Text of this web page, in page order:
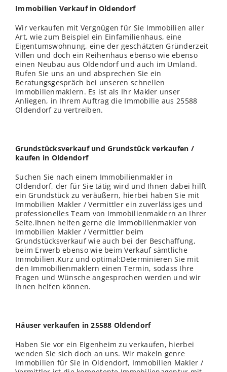
Immobilien Verkauf in Oldendorf
Wir verkaufen mit Vergnügen für Sie Immobilien aller
Art, wie zum Beispiel ein Einfamilienhaus, eine
Eigentumswohnung, eine der geschätzten Gründerzeit
Villen und doch ein Reihenhaus ebenso wie ebenso
einen Neubau aus Oldendorf und auch im Umland.
Rufen Sie uns an und absprechen Sie ein
Beratungsgespräch bei unseren schnellen
Immobilienmaklern. Es ist als Ihr Makler unser
Anliegen, in Ihrem Auftrag die Immobilie aus 25588
Oldendorf zu vertreiben.
Grundstücksverkauf und Grundstück verkaufen /
kaufen in Oldendorf
Suchen Sie nach einem Immobilienmakler in
Oldendorf, der für Sie tätig wird und Ihnen dabei hilft
ein Grundstück zu veräußern, hierbei haben Sie mit
Immobilien Makler / Vermittler ein zuverlässiges und
professionelles Team von Immobilienmaklern an Ihrer
Seite.Ihnen helfen gerne die Immobilienmakler von
Immobilien Makler / Vermittler beim
Grundstücksverkauf wie auch bei der Beschaffung,
beim Erwerb ebenso wie beim Verkauf sämtliche
Immobilien.Kurz und optimal:Determinieren Sie mit
den Immobilienmaklern einen Termin, sodass Ihre
Fragen und Wünsche angesprochen werden und wir
Ihnen helfen können.
Häuser verkaufen in 25588 Oldendorf
Haben Sie vor ein Eigenheim zu verkaufen, hierbei
wenden Sie sich doch an uns. Wir makeln genre
Immobilien für Sie in Oldendorf, Immobilien Makler /